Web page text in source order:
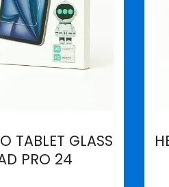
TABLET GLASS
PRO 24